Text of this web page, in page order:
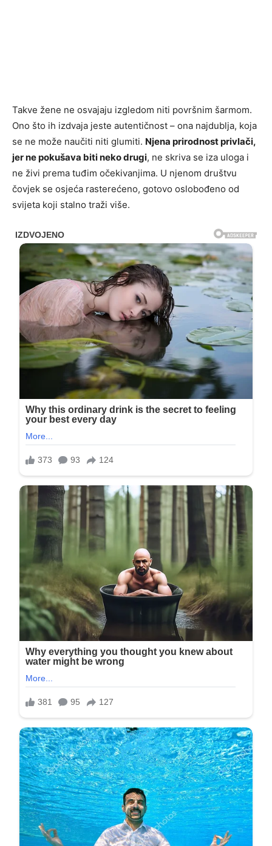
Takve žene ne osvajaju izgledom niti površnim šarmom.
Ono što ih izdvaja jeste autentičnost – ona najdublja, koja
se ne može naučiti niti glumiti. Njena prirodnost privlači,
jer ne pokušava biti neko drugi, ne skriva se iza uloga i
ne živi prema tuđim očekivanjima. U njenom društvu
čovjek se osjeća rasterećeno, gotovo oslobođeno od
svijeta koji stalno traži više.